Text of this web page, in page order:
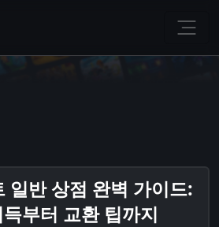
일반 상점 완벽 가이드:
부터 교환 팁까지